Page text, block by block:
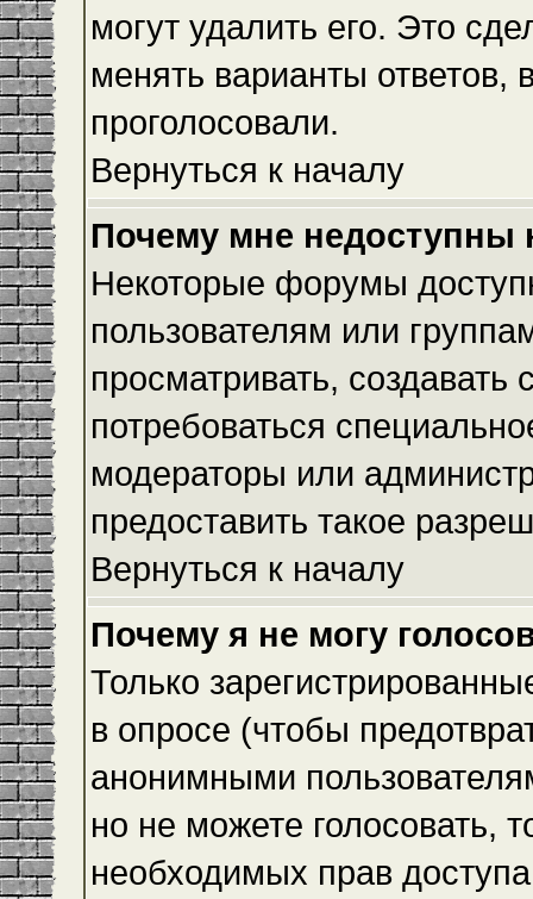
могут удалить его. Это
менять варианты ответов,
проголосовали.
Вернуться к началу
Почему мне
Некоторые форумы
пользователям или
просматривать,
потребоваться
модераторы или
предоставить такое
Вернуться к началу
Почему я не могу
Только
в опросе (чтобы
анонимными
но не можете голосовать,
необходимых прав